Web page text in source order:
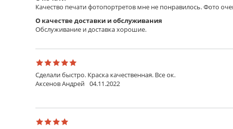
Качество печати фотопортретов мне не понравилось. Фото
О качестве доставки и обслуживания
Обслуживание и доставка хорошие.
Сделали быстро. Краска качественная. Все ок.
Аксенов Андрей 04.11.2022